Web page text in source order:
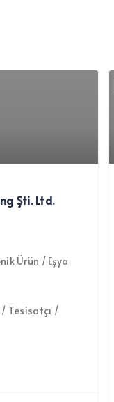
Şti. Ltd.
Ürün / Eşya
/ Tesisatçı /